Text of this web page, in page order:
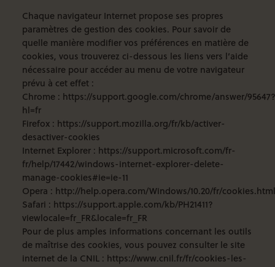
Chaque navigateur Internet propose ses propres
paramètres de gestion des cookies. Pour savoir de
quelle manière modifier vos préférences en matière de
cookies, vous trouverez ci-dessous les liens vers l’aide
nécessaire pour accéder au menu de votre navigateur
prévu à cet effet :
Chrome : https://support.google.com/chrome/answer/95647?
hl=fr
Firefox : https://support.mozilla.org/fr/kb/activer-
desactiver-cookies
Internet Explorer : https://support.microsoft.com/fr-
fr/help/17442/windows-internet-explorer-delete-
manage-cookies#ie=ie-11
Opera : http://help.opera.com/Windows/10.20/fr/cookies.html
Safari : https://support.apple.com/kb/PH21411?
viewlocale=fr_FR&locale=fr_FR
Pour de plus amples informations concernant les outils
de maîtrise des cookies, vous pouvez consulter le site
internet de la CNIL : https://www.cnil.fr/fr/cookies-les-